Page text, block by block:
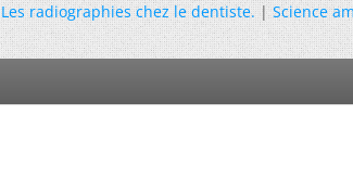
Les radiographies chez le dentiste.|Science